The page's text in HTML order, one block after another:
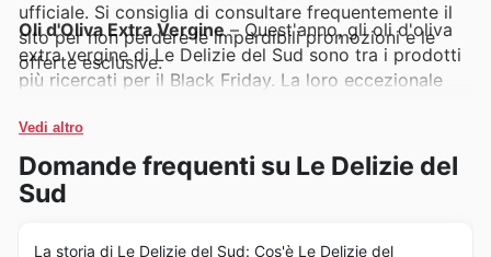
ufficiale. Si consiglia di consultare frequentemente il
sito per non perdere le imperdibili promozioni e le
offerte esclusive.
Oli d'Oliva Extra Vergine– Quest'anno, gli oli d'oliva
extra vergine di Le Delizie del Sud sono tra i prodotti
più ricercati per il Black Friday. La loro eccezionale
prioritaria per chi desidera portare in tavola il vero
sapore italiano, evidenziati nelle recenti offerte e negli
annunci settimanali.
artigianali, come biscotti e dolci tradizionali, stanno
Vedi altro
Domande frequenti su Le Delizie del
Sud
La storia di Le Delizie del Sud: Cos'è Le Delizie del